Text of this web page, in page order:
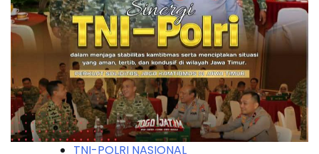
TNI-POLRI NASIONAL